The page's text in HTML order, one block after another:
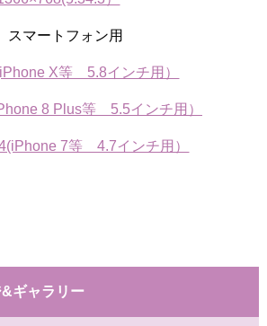
スマートフォン用
X等 5.8インチ用）
8 Plus等 5.5インチ用）
7等 4.7インチ用）
ギャラリー